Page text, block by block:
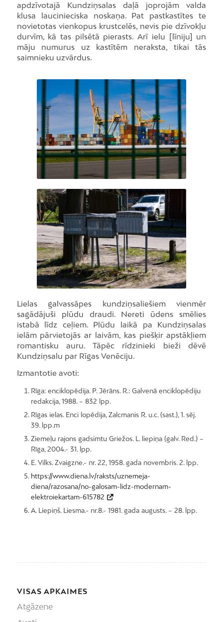
apdzīvotajā Kundziņsalas daļā joprojām valda
klusa laucinieciska noskaņa. Pat pastkastītes te
novietotas vienkopus krustcelēs, nevis pie dzīvokļu
durvīm, kā tas pilsētā pierasts. Arī ielu [līniju] un
māju numurus uz kastītēm neraksta, tikai tās
saimnieku uzvārdus.
Foto: J.Rozenbergs
Foto: J.Rozenbergs
Lielas galvassāpes kundziņsaliešiem vienmēr
sagādājuši plūdu draudi. Nereti ūdens smēlies
istabā līdz ceļiem. Plūdu laikā pa Kundziņsalas
ielām pārvietojās ar laivām, kas piešķir apstākļiem
romantisku auru. Tāpēc rīdzinieki bieži dēvē
Kundziņsalu par Rīgas Venēciju.
Izmantotie avoti:
Rīga: enciklopēdija. P. Jērāns. R.: Galvenā enciklopēdiju
redakcija, 1988. – 832 lpp.
Rīgas ielas. Enci lopēdija, Zalcmanis R. u.c. (sast.), 1. sēj.
39. lpp.m
Ziemeļu rajons gadsimtu Griežos. L. liepiņa (galv. Red.) –
Rīga, 2004.- 31. lpp.
E. Vilks. Zvaigzne.- nr. 22, 1958. gada novembris. 2. lpp.
https://www.diena.lv/raksts/uznemeja-
diena/razosana/no-galosam-lidz-modernam-
elektroiekartam-615782
A. Liepiņš. Liesma.- nr.8.- 1981. gada augusts. – 28. lpp.
VISAS APKAIMES
Atgāzene